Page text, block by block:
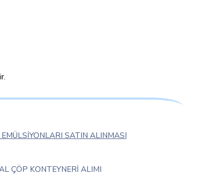
SATIN ALINMASI
ÇÖP KONTEYNERİ ALIMI